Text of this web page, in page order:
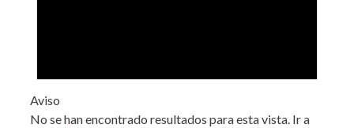
Aviso
No se han encontrado resultados para esta vista. Ir a